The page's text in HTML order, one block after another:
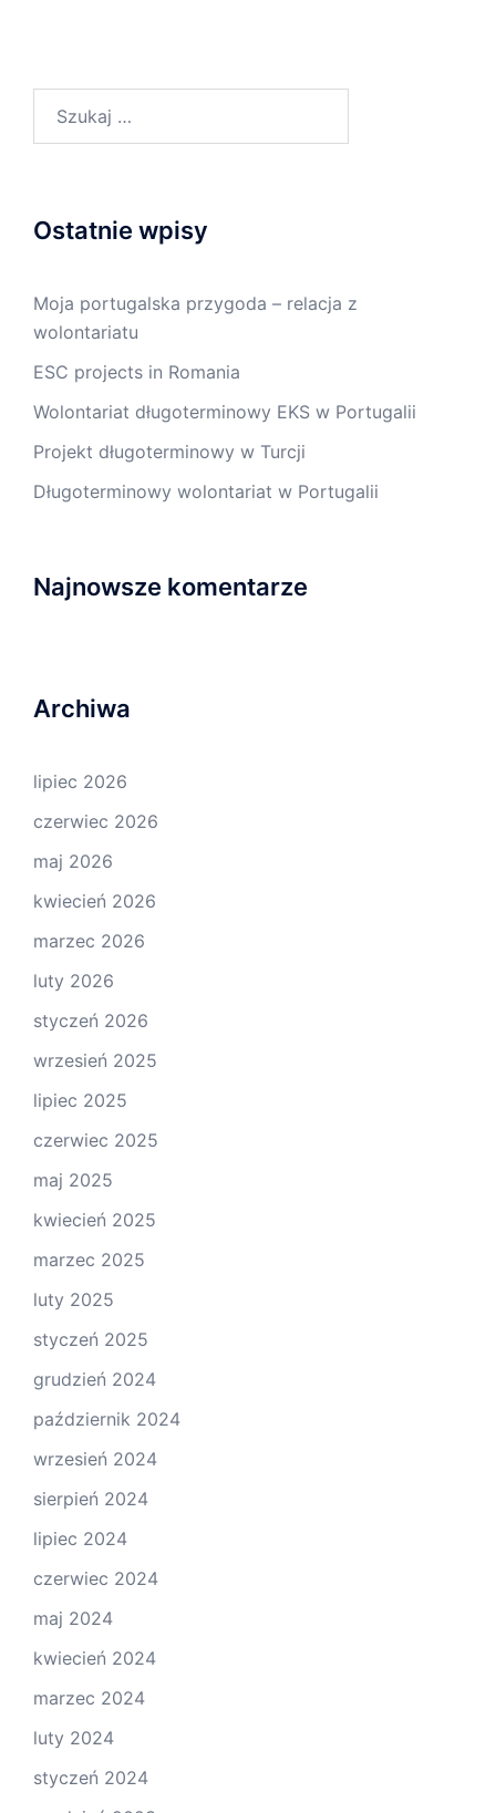
Ostatnie wpisy
Moja portugalska przygoda – relacja z
wolontariatu
ESC projects in Romania
Wolontariat długoterminowy EKS w Portugalii
Projekt długoterminowy w Turcji
Długoterminowy wolontariat w Portugalii
Najnowsze komentarze
Archiwa
lipiec 2026
czerwiec 2026
maj 2026
kwiecień 2026
marzec 2026
luty 2026
styczeń 2026
wrzesień 2025
lipiec 2025
czerwiec 2025
maj 2025
kwiecień 2025
marzec 2025
luty 2025
styczeń 2025
grudzień 2024
październik 2024
wrzesień 2024
sierpień 2024
lipiec 2024
czerwiec 2024
maj 2024
kwiecień 2024
marzec 2024
luty 2024
styczeń 2024